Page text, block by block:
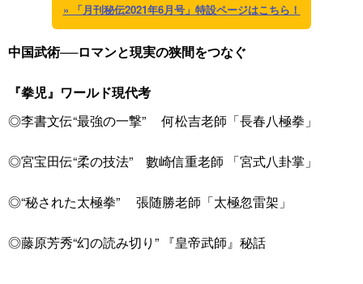
» 「月刊秘伝2021年6月号」特設ページはこちら！
中国武術──ロマンと現実の狭間をつなぐ
『拳児』ワールド現代考
◎李書文伝“最強の一撃” 何松吉老師「長春八極拳」
◎宮宝田伝“柔の技法” 數崎信重老師 「宮式八卦掌」
◎“秘された太極拳” 張随勝老師「太極忽雷架」
◎藤原芳秀“幻の読み切り” 『皇帝武師』秘話